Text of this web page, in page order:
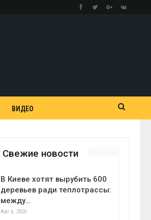
ВИДЕО
Свежие новости
В Киеве хотят вырубить 600
деревьев ради теплотрассы:
между…
Авг 6, 2026